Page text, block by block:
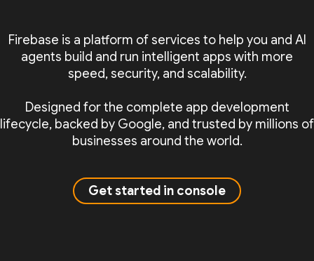
Firebase is a platform of services to help you and AI
agents build and run intelligent apps with more
speed, security, and scalability.
Designed for the complete app development
lifecycle, backed by Google, and trusted by millions of
businesses around the world.
Get started in console